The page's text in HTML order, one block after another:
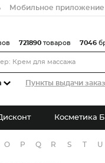
Мобильное приложение
Пункты выдачи
721890 товаров 7046
Косметика
O P Q R S T U